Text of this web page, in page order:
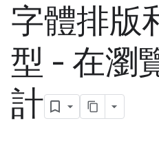
字體排版
型 - 在瀏
計